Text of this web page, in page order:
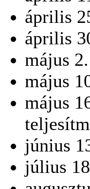
április
április
május
május
május
június
július